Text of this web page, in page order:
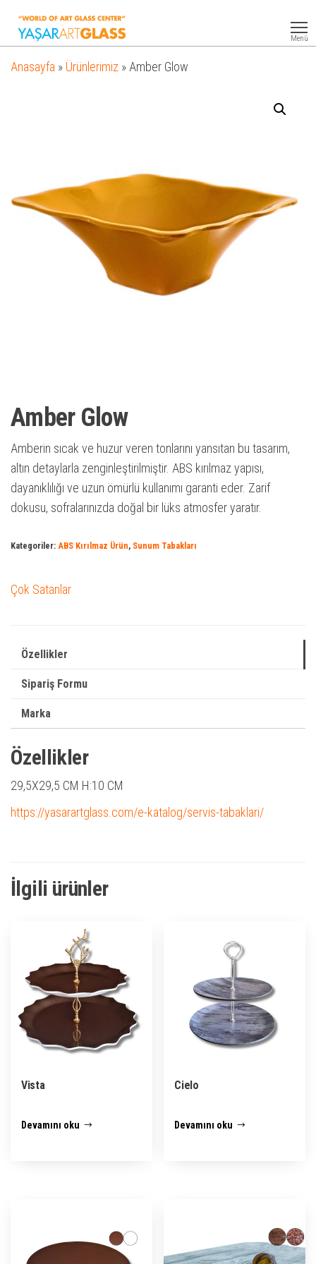
Glass
Menü
Anasayfa » Ürünlerimiz » Amber Glow
Amber Glow
Amberin sıcak ve huzur veren tonlarını yansıtan bu tasarım,
altın detaylarla zenginleştirilmiştir. ABS kırılmaz yapısı,
dayanıklılığı ve uzun ömürlü kullanımı garanti eder. Zarif
dokusu, sofralarınızda doğal bir lüks atmosfer yaratır.
Kategoriler: ABS Kırılmaz Ürün, Sunum Tabakları
Çok Satanlar
Özellikler
Sipariş Formu
Marka
Özellikler
29,5X29,5 CM H:10 CM
https://yasarartglass.com/e-katalog/servis-tabaklari/
İlgili ürünler
Vista
Devamını oku
Cielo
Devamını oku